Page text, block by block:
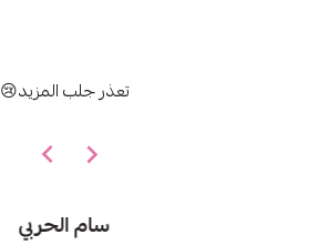
تعذر جلب المزيد😢
سام الحربي